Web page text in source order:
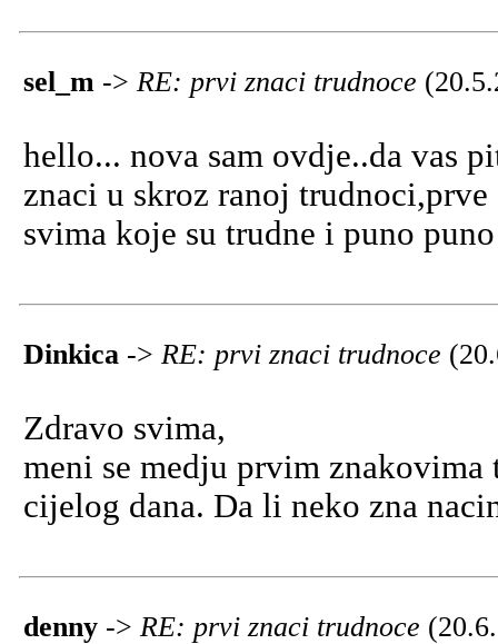
sel_m -> RE: prvi znaci trudnoce
hello... nova sam ovdje..da vas
znaci u skroz ranoj
svima koje su trudne i puno
Dinkica -> RE: prvi znaci trudnoce
Zdravo svima,
meni se medju prvim
cijelog dana. Da li neko zna
denny -> RE: prvi znaci trudnoce